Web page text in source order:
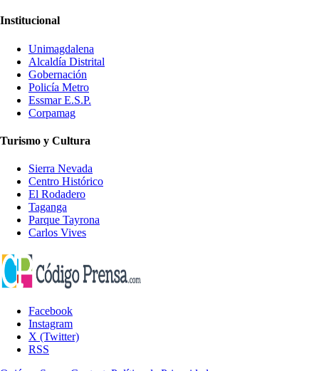
Institucional
Unimagdalena
Alcaldía Distrital
Gobernación
Policía Metro
Essmar E.S.P.
Corpamag
Turismo y Cultura
Sierra Nevada
Centro Histórico
El Rodadero
Taganga
Parque Tayrona
Carlos Vives
Facebook
Instagram
X (Twitter)
RSS